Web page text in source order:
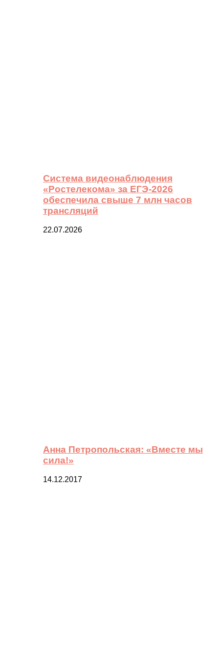
Система видеонаблюдения
«Ростелекома» за ЕГЭ-2026
обеспечила свыше 7 млн часов
трансляций
22.07.2026
Анна Петропольская: «Вместе мы
сила!»
14.12.2017